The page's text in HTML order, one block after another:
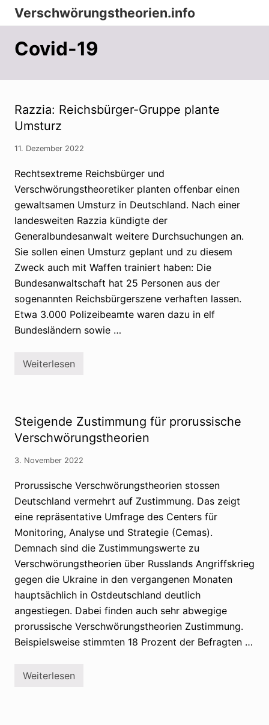
Menu
Zur
Hauptnavigation
springen
Zum
Inhalt
springen
Zur
Seitenspalte
springen
Verschwörungstheorien.info
zu
und
Risiken
konspirationistischen
Denkens
Covid-19
Razzia: Reichsbürger-Gruppe plante
Umsturz
11. Dezember 2022
Rechtsextreme Reichsbürger und
Verschwörungstheoretiker planten offenbar einen
gewaltsamen Umsturz in Deutschland. Nach einer
landesweiten Razzia kündigte der
Generalbundesanwalt weitere Durchsuchungen an.
Sie sollen einen Umsturz geplant und zu diesem
Zweck auch mit Waffen trainiert haben: Die
Bundesanwaltschaft hat 25 Personen aus der
sogenannten Reichsbürgerszene verhaften lassen.
Etwa 3.000 Polizeibeamte waren dazu in elf
Bundesländern sowie …
R
:
R
e
c
s
b
ü
r
g
e
-
G
r
u
p
p
e
p
l
a
n
U
Weiterlesen
Steigende Zustimmung für prorussische
Verschwörungstheorien
3. November 2022
Prorussische Verschwörungstheorien stossen
Deutschland vermehrt auf Zustimmung. Das zeigt
eine repräsentative Umfrage des Centers für
Monitoring, Analyse und Strategie (Cemas).
Demnach sind die Zustimmungswerte zu
Verschwörungstheorien über Russlands Angriffskrieg
gegen die Ukraine in den vergangenen Monaten
hauptsächlich in Ostdeutschland deutlich
angestiegen. Dabei finden auch sehr abwegige
prorussische Verschwörungstheorien Zustimmung.
Beispielsweise stimmten 18 Prozent der Befragten …
S
Weiterlesen